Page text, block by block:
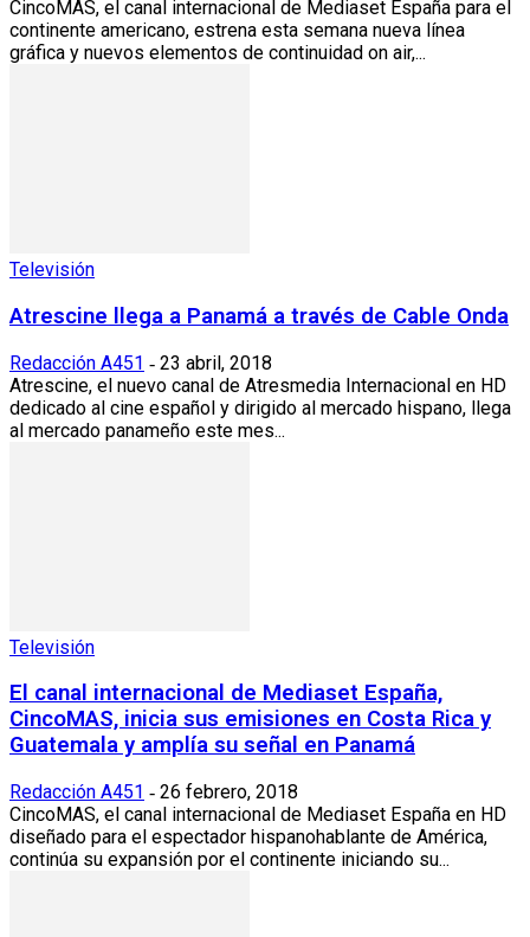
CincoMAS, el canal internacional de Mediaset España para el
continente americano, estrena esta semana nueva línea
gráfica y nuevos elementos de continuidad on air,...
Televisión
Atrescine llega a Panamá a través de Cable Onda
Redacción A451 - 23 abril, 2018
Atrescine, el nuevo canal de Atresmedia Internacional en HD
dedicado al cine español y dirigido al mercado hispano, llega
al mercado panameño este mes...
Televisión
El canal internacional de Mediaset España,
CincoMAS, inicia sus emisiones en Costa Rica y
Guatemala y amplía su señal en Panamá
Redacción A451 - 26 febrero, 2018
CincoMAS, el canal internacional de Mediaset España en HD
diseñado para el espectador hispanohablante de América,
continúa su expansión por el continente iniciando su...